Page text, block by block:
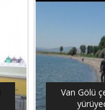
Van Gölü